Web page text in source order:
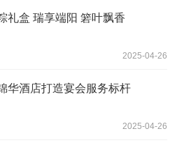
礼盒 瑞享端阳 箬叶飘香
2025-04-26
华酒店打造宴会服务标杆
2025-04-26